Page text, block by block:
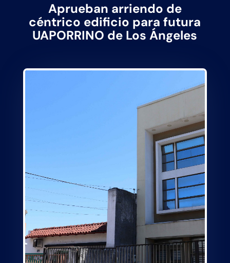
Aprueban arriendo de
céntrico edificio para futura
UAPORRINO de Los Ángeles